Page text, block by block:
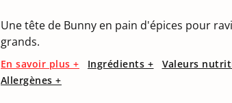
Une tête de Bunny en pain d'épices pour
grands.
En savoir plus + Ingrédients +
Valeurs
Allergènes +